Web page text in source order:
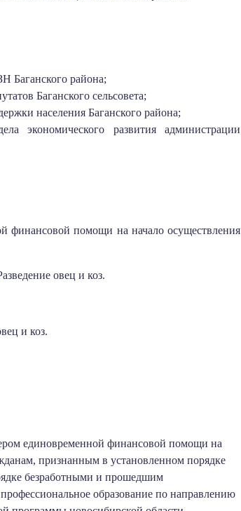
Баганского района;
Баганского сельсовета;
населения Баганского района;
экономического развития администрации
финансовой помощи на начало осуществления
овец и коз.
и коз.
единовременной финансовой помощи на
признанным в установленном порядке
безработными и прошедшим
образование по направлению